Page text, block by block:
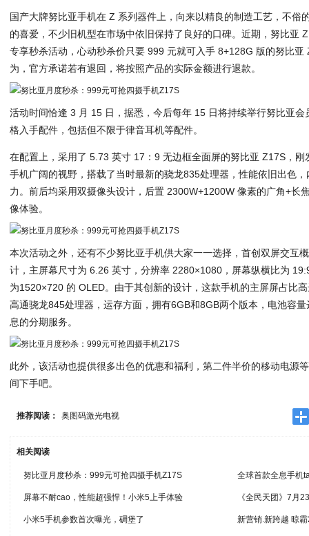
国产大牌努比亚手机在 Z 系列器件上，向来以精良的制造工艺，不俗
的喜爱，不少旧机型在市场中依旧保持了良好的口碑。近期，努比亚
专享秒杀活动，心动秒杀价只要 999 元就可入手 8+128G 版的努比
为，官方承诺若有退回，将按照产品的实际金额进行退款。
活动时间恰逢 3 月 15 日，据悉，今后每年 15 日将持续举行努比亚
格入手配件，包括但不限于律音耳机等配件。
在配置上，采用了 5.73 英寸 17：9 无边框全面屏的努比亚 Z17S，
手机广阔的视野，搭载了当时最新的骁龙835处理器，性能依旧出色
力。前后均采用双摄像头设计，后置 2300W+1200W 像素的广角+长
像体验。
本次活动之外，还有不少努比亚手机供大家一一选择，首创双屏交互
计，主屏幕尺寸为 6.26 英寸，分辨率 2280×1080，屏幕纵横比为
为1520×720 的 OLED。由于其创新的设计，这款手机的主屏屏占比
高通骁龙845处理器，运存方面，拥有6GB和8GB两个版本，电池容
息的分期服务。
此外，该活动也提供很多出色的优惠和福利，第二件半价的移动电源
间下手吧。
推荐阅读： 奥图码激光电视
相关阅读
努比亚月度秒杀：999元可抢四摄手机Z17S 全球首款全息手机
屏幕不耐cao，性能超强悍！小米5上手体验 《全民天团》7月
小米5手机参数首次曝光，碉堡了 新营销.新跨越 晾